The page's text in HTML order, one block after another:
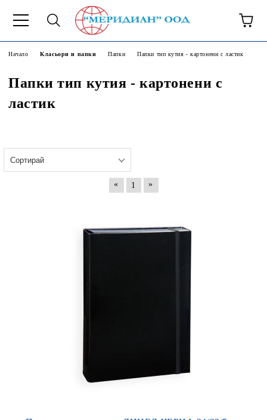
Начало Класьори и папки Папки Папки тип кутия - картонени с ластик
Папки тип кутия - картонени с
ластик
« 1 »